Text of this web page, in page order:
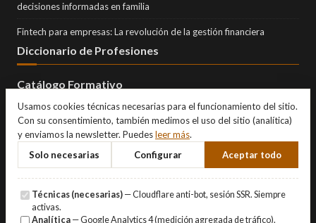
decisiones informadas en familia
Fintech para empresas: La revolución de la gestión financiera
Diccionario de Profesiones
Catálogo Formativo
Usamos cookies técnicas necesarias para el funcionamiento del sitio.
Con su consentimiento, también medimos el uso del sitio (analítica)
y enviamos la newsletter. Puedesleer más.
Solo necesarias
Configurar Aceptar todo
Técnicas (necesarias) — Cloudflare anti-bot, sesión SSR. Siempre
activas.
Analítica — Google Analytics 4 (medición agregada de tráfico).